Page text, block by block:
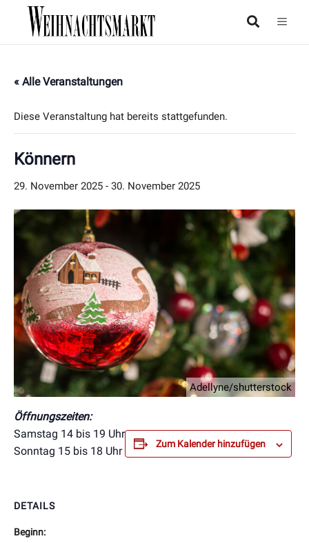
« Alle Veranstaltungen
Diese Veranstaltung hat bereits stattgefunden.
Könnern
29. November 2025 - 30. November 2025
Adellyne/shutterstock
Öffnungszeiten:
Samstag 14 bis 19 Uhr
Sonntag 15 bis 18 Uhr
Zum Kalender hinzufügen
DETAILS
Beginn: